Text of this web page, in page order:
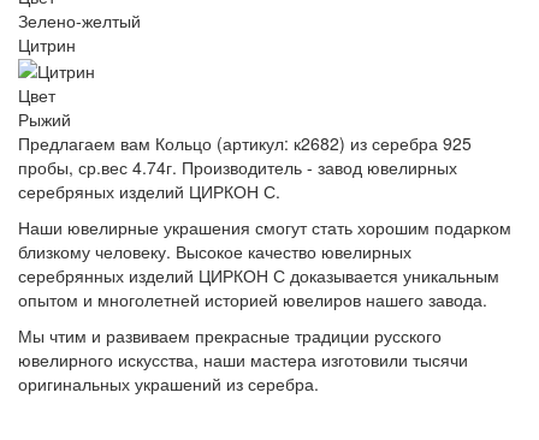
Зелено-желтый
Цитрин
Цвет
Рыжий
Предлагаем вам Кольцо (артикул: к2682) из серебра 925
пробы, ср.вес 4.74г. Производитель - завод ювелирных
серебряных изделий ЦИРКОН С.
Наши ювелирные украшения смогут стать хорошим подарком
близкому человеку. Высокое качество ювелирных
серебрянных изделий ЦИРКОН С доказывается уникальным
опытом и многолетней историей ювелиров нашего завода.
Мы чтим и развиваем прекрасные традиции русского
ювелирного искусства, наши мастера изготовили тысячи
оригинальных украшений из серебра.